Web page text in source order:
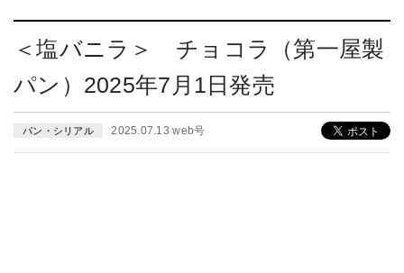
＜塩バニラ＞ チョコラ（第一屋製
パン）2025年7月1日発売
パン・シリアル 2025.07.13 web号